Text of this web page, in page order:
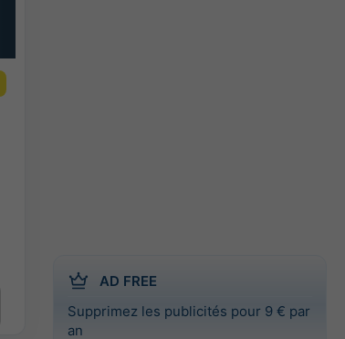
AD FREE
Supprimez les publicités pour 9 € par
an